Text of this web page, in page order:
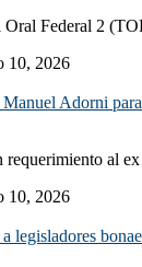
Federal 2
10, 2026
Adorni
al
10, 2026
legisladores